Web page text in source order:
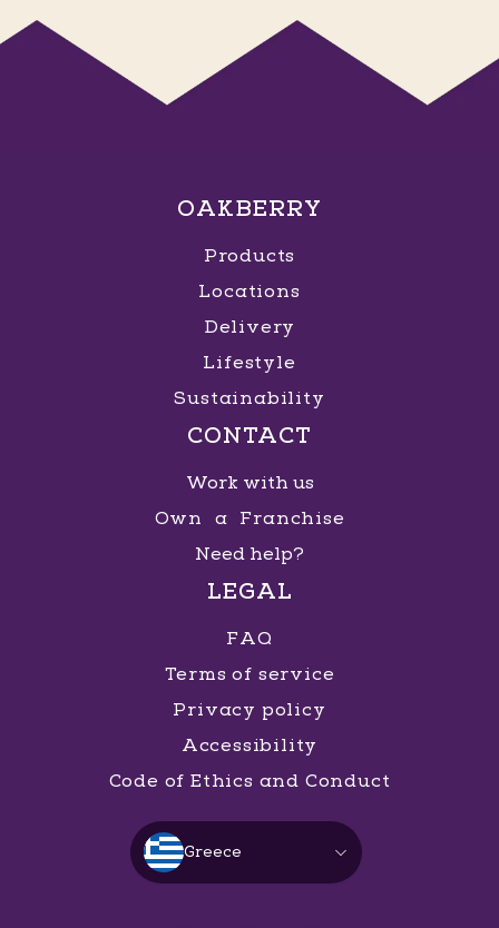
OAKBERRY
Products
Locations
Delivery
Lifestyle
Sustainability
CONTACT
Work with us
Own a Franchise
Need help?
LEGAL
FAQ
Terms of service
Privacy policy
Accessibility
Code of Ethics and Conduct
Greece